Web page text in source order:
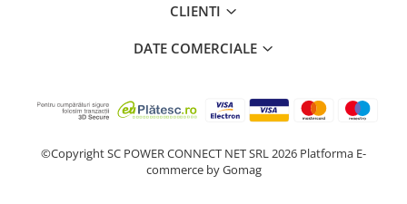
CLIENTI
DATE COMERCIALE
©Copyright SC POWER CONNECT NET SRL 2026 Platforma E-
commerce by Gomag